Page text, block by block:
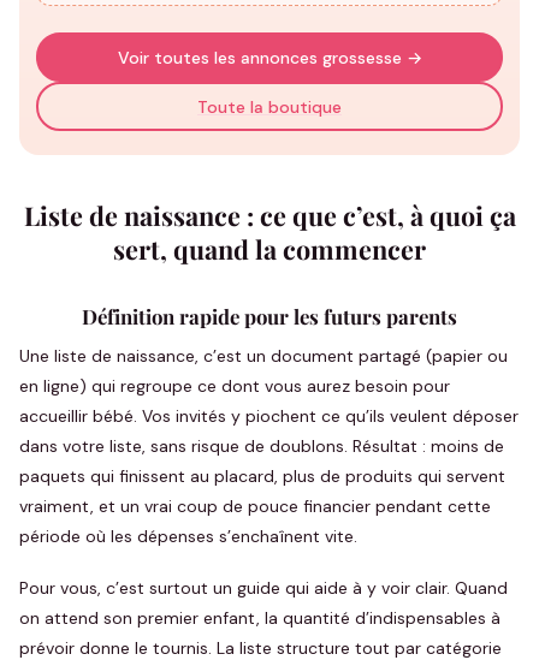
Voir toutes les annonces grossesse →
Toute la boutique
Liste de naissance : ce que c’est, à quoi ça
sert, quand la commencer
Définition rapide pour les futurs parents
Une liste de naissance, c’est un document partagé (papier ou
en ligne) qui regroupe ce dont vous aurez besoin pour
accueillir bébé. Vos invités y piochent ce qu’ils veulent déposer
dans votre liste, sans risque de doublons. Résultat : moins de
paquets qui finissent au placard, plus de produits qui servent
vraiment, et un vrai coup de pouce financier pendant cette
période où les dépenses s’enchaînent vite.
Pour vous, c’est surtout un guide qui aide à y voir clair. Quand
on attend son premier enfant, la quantité d’indispensables à
prévoir donne le tournis. La liste structure tout par catégorie